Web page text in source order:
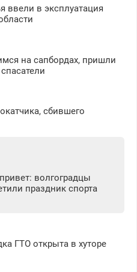
ввели в эксплуатация
на сапбордах, пришли
сбившего
волгоградцы
праздник спорта
ГТО открыта в хуторе